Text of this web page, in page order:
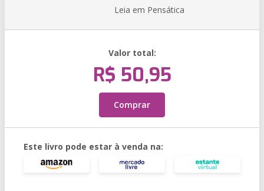
Leia em Pensática
Valor total:
R$ 50,95
Comprar
Este livro pode estar à venda na: